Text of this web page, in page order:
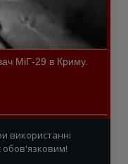
МіГ-29 в Криму.
використанні
обов'язковим!